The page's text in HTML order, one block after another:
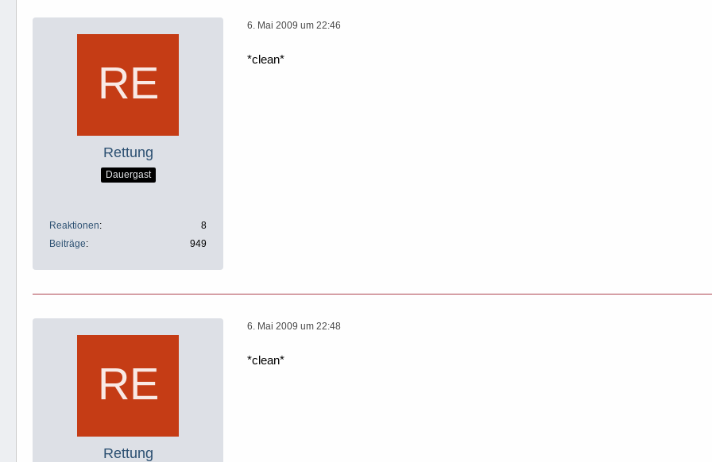
Rettung
Dauergast
Reaktionen
8
Beiträge
949
6. Mai 2009 um 22:46
*clean*
Rettung
6. Mai 2009 um 22:48
*clean*